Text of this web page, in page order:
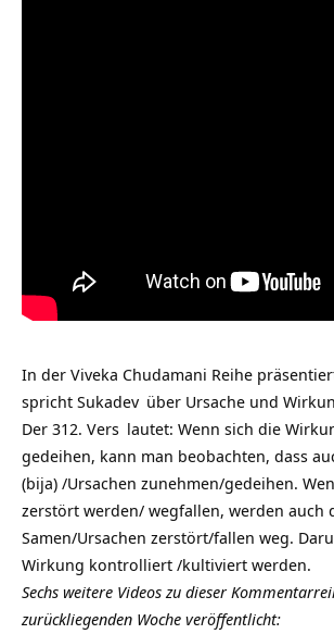
In der Viveka Chudamani Reihe
spricht Sukadev über Ursache und
Der 312. Vers lautet: Wenn sich die
gedeihen, kann man beobachten, dass
(bija) /Ursachen zunehmen/gedeihen.
zerstört werden/ wegfallen, werden auch
Samen/Ursachen zerstört/fallen weg.
Wirkung kontrolliert /kultiviert werden.
Sechs weitere Videos zu dieser
zurückliegenden Woche veröffentlicht: